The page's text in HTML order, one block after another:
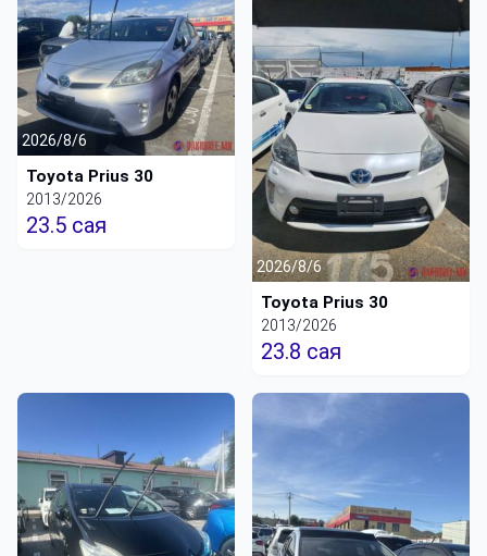
2026/8/6
Toyota Prius 30
2013/2026
23.5 сая
2026/8/6
Toyota Prius 30
2013/2026
23.8 сая